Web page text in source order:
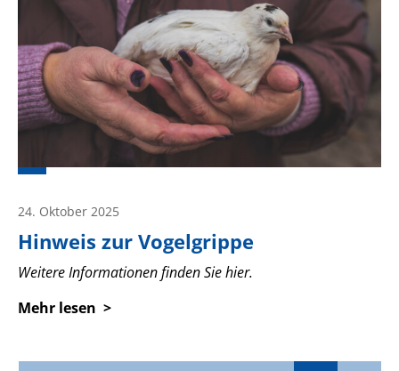
Hinweis zur Vogelgrippe
24. Oktober 2025
Weitere Informationen finden Sie hier.
Mehr lesen